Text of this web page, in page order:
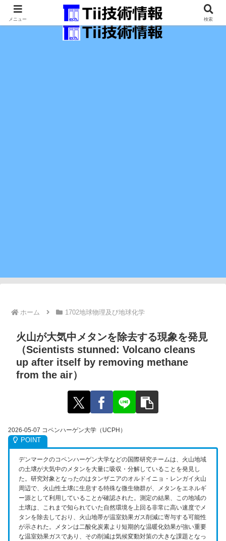
最新の科学技術の情報インフラ。
ホーム 1702地球物理及び地球化学
火山が大気中メタンを除去する現象を発見
（Scientists stunned: Volcano cleans
up after itself by removing methane
from the air）
2026-05-07 コペンハーゲン大学（UCPH）
デンマークのコペンハーゲン大学などの国際研究チームは、火山地域
の土壌が大気中のメタンを大量に吸収・分解していることを発見し
た。研究対象となったのはタンザニアのオルドイニョ・レンガイ火山
周辺で、火山性土壌に生息する特殊な微生物群が、メタンをエネルギ
ー源として利用していることが確認された。測定の結果、この地域の
土壌は、これまで知られていた自然環境を上回る非常に高い速度でメ
タンを除去しており、火山地帯が温室効果ガス削減に寄与する可能性
が示された。メタンは二酸化炭素より短期的な温暖化効果が強い重要
な温室効果ガスであり、その削減は気候変動対策の大きな課題となっ
メニュー 検索